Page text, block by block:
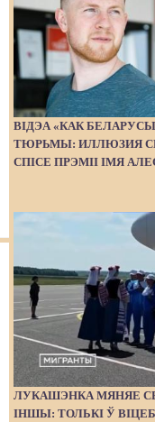
ВІДЭА «КАК
ТЮРЬМЫ: ИЛЛЮЗИЯ
СПІСЕ ПРЭМІІ ІМЯ
ЛУКАШЭНКА МЯНЯЕ
ІНШЫ: ТОЛЬКІ Ў